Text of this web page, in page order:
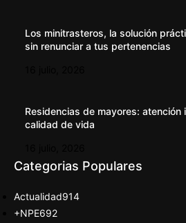
Los minitrasteros, la solución
sin renunciar a tus pertenencias
Residencias de mayores:
calidad de vida
Categorias Populares
Actualidad914
+NPE692